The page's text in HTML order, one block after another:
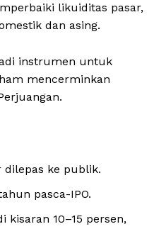
likuiditas pasar,
dan asing.
instrumen untuk
mencerminkan
dilepas ke publik.
pasca-IPO.
kisaran 10–15 persen,